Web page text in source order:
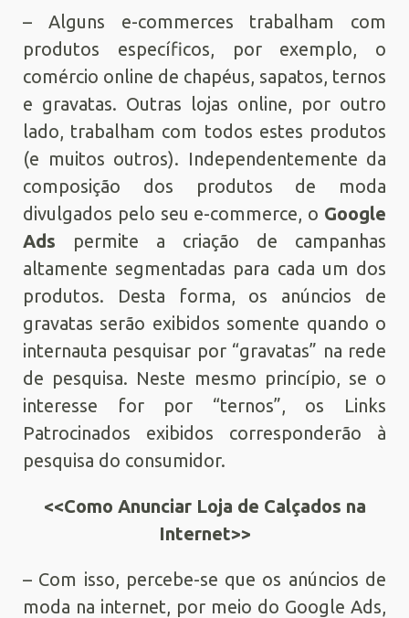
– Alguns e-commerces trabalham com
produtos específicos, por exemplo, o
comércio online de chapéus, sapatos, ternos
e gravatas. Outras lojas online, por outro
lado, trabalham com todos estes produtos
(e muitos outros). Independentemente da
composição dos produtos de moda
divulgados pelo seu e-commerce, o Google
Ads permite a criação de campanhas
altamente segmentadas para cada um dos
produtos. Desta forma, os anúncios de
gravatas serão exibidos somente quando o
internauta pesquisar por “gravatas” na rede
de pesquisa. Neste mesmo princípio, se o
interesse for por “ternos”, os Links
Patrocinados exibidos corresponderão à
pesquisa do consumidor.
<<Como Anunciar Loja de Calçados na
Internet>>
– Com isso, percebe-se que os anúncios de
moda na internet, por meio do Google Ads,